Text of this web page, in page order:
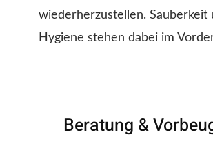
wiederherzustellen. Sauberkeit
Hygiene stehen dabei im
Beratung &